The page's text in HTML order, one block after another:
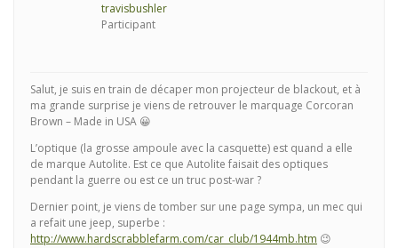
travisbushler
Participant
Salut, je suis en train de décaper mon projecteur de blackout, et à
ma grande surprise je viens de retrouver le marquage Corcoran
Brown – Made in USA 😀
L’optique (la grosse ampoule avec la casquette) est quand a elle
de marque Autolite. Est ce que Autolite faisait des optiques
pendant la guerre ou est ce un truc post-war ?
Dernier point, je viens de tomber sur une page sympa, un mec qui
a refait une jeep, superbe :
http://www.hardscrabblefarm.com/car_club/1944mb.htm 😉